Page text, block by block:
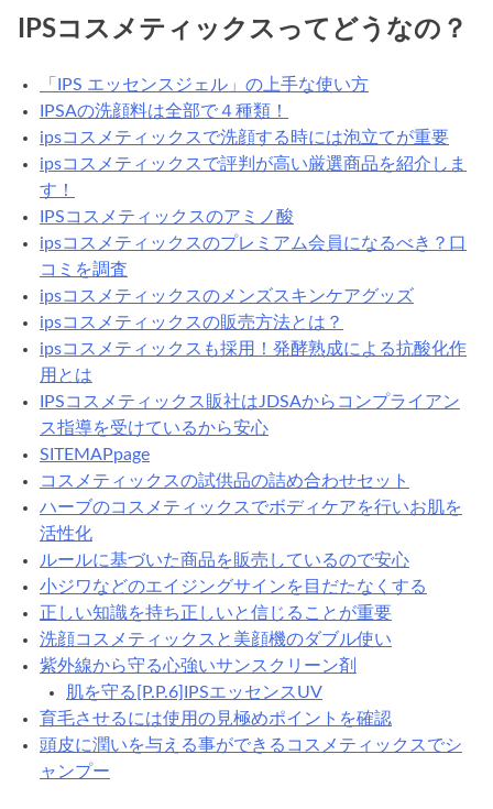
IPSコスメティックスってどうなの？
「IPS エッセンスジェル」の上手な使い方
IPSAの洗顔料は全部で４種類！
ipsコスメティックスで洗顔する時には泡立てが重要
ipsコスメティックスで評判が高い厳選商品を紹介しま
す！
IPSコスメティックスのアミノ酸
ipsコスメティックスのプレミアム会員になるべき？口
コミを調査
ipsコスメティックスのメンズスキンケアグッズ
ipsコスメティックスの販売方法とは？
ipsコスメティックスも採用！発酵熟成による抗酸化作
用とは
IPSコスメティックス販社はJDSAからコンプライアン
ス指導を受けているから安心
SITEMAPpage
コスメティックスの試供品の詰め合わせセット
ハーブのコスメティックスでボディケアを行いお肌を
活性化
ルールに基づいた商品を販売しているので安心
小ジワなどのエイジングサインを目だたなくする
正しい知識を持ち正しいと信じることが重要
洗顔コスメティックスと美顔機のダブル使い
紫外線から守る心強いサンスクリーン剤
肌を守る[P.P.6]IPSエッセンスUV
育毛させるには使用の見極めポイントを確認
頭皮に潤いを与える事ができるコスメティックスでシ
ャンプー